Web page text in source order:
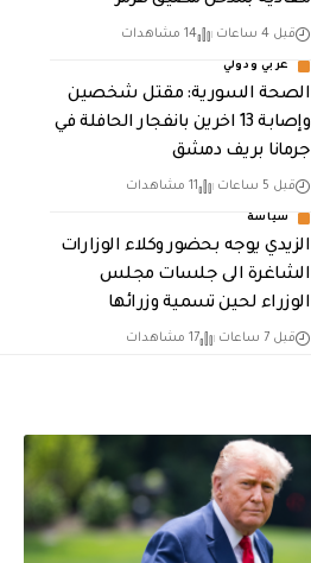
قبل 4 ساعات 14 مشاهدات
عربي ودولي
الصحة السورية: مقتل شخصين
وإصابة 13 اخرين بانفجار الحافلة في
جرمانا بريف دمشق
قبل 5 ساعات 11 مشاهدات
سياسة
الزيدي يوجه بحضور وكلاء الوزارات
الشاغرة الى جلسات مجلس
الوزراء لحين تسمية وزرائها
قبل 7 ساعات 17 مشاهدات